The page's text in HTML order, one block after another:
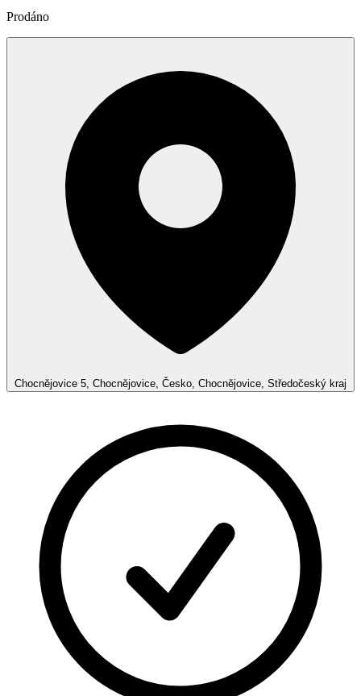
Prodáno
Chocnějovice 5, Chocnějovice, Česko, Chocnějovice, Středočeský kraj